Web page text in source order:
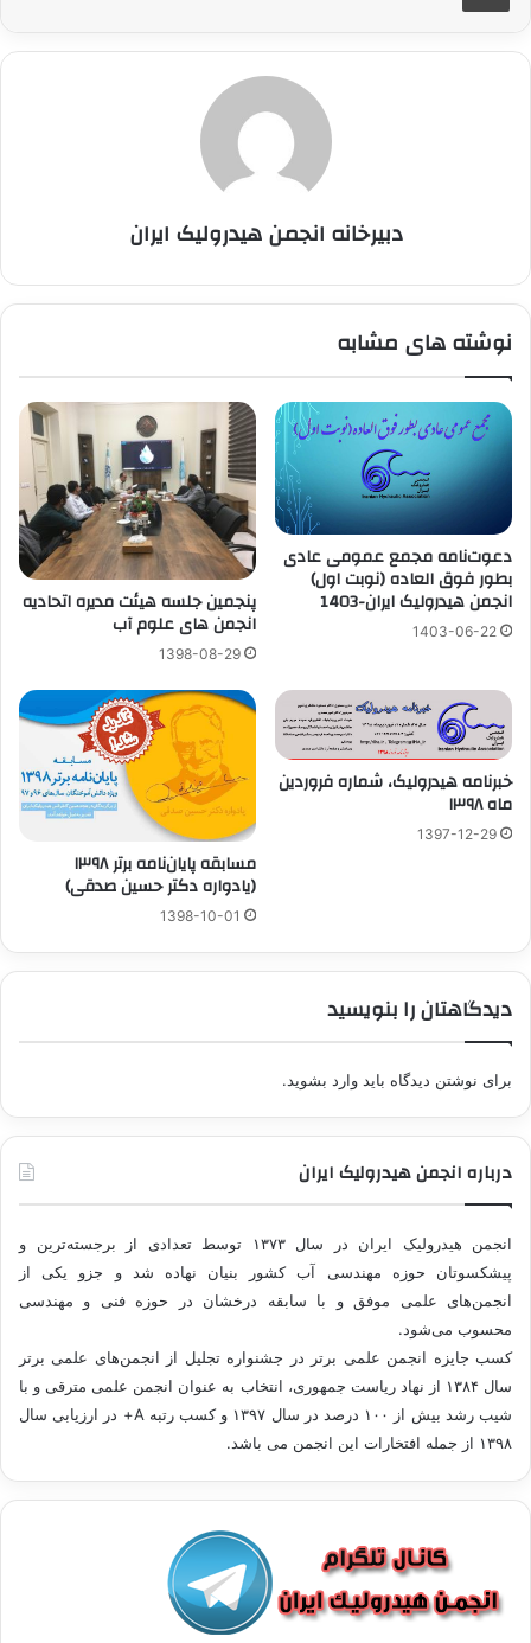
دبیرخانه انجمن هیدرولیک ایران
نوشته های مشابه
دعوت‌نامه مجمع عمومی عادی
بطور فوق العاده (نوبت اول)
انجمن هيدروليک ايران-1403
1403-06-22
پنجمین جلسه هیئت مدیره اتحادیه
انجمن های علوم آب
1398-08-29
خبرنامه هیدرولیک، شماره فروردین
ماه ۱۳۹۸
1397-12-29
مسابقه پایان‌نامه برتر ۱۳۹۸
(یادواره دکتر حسین صدقی)
1398-10-01
دیدگاهتان را بنویسید
برای نوشتن دیدگاه باید وارد بشوید.
درباره انجمن هیدرولیک ایران
انجمن هیدرولیک ایران در سال ۱۳۷۳ توسط تعدادی از برجسته‌ترین و
پیشکسوتان حوزه مهندسی آب کشور بنیان نهاده شد و جزو یکی از
انجمن‌های علمی موفق و با سابقه درخشان در حوزه فنی و مهندسی
محسوب می‌شود.
کسب جایزه انجمن علمی برتر در جشنواره تجلیل از انجمن‌های علمی برتر
سال ۱۳۸۴ از نهاد ریاست جمهوری، انتخاب به عنوان انجمن علمی مترقی و با
شيب رشد بيش از ۱۰۰ درصد در سال ۱۳۹۷ و کسب رتبه A+ در ارزیابی سال
۱۳۹۸ از جمله افتخارات این انجمن می باشد.